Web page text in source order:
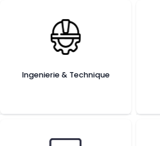
Ingenierie & Technique